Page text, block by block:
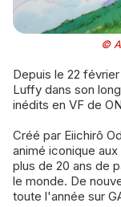
©
Depuis le 22 février sur GAME ONE, les fans retrouvent
Luffy dans son
inédits en VF de
Créé par Eiichirô
animé iconique
plus de 20 ans de
le monde. De
toute l'année sur